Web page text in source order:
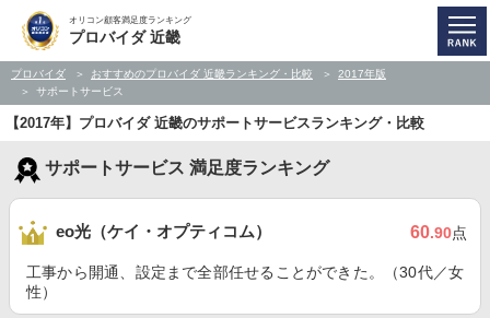
オリコン顧客満足度ランキング
プロバイダ 近畿
プロバイダ おすすめのプロバイダ 近畿ランキング・比較
2017年版
サポートサービス
【2017年】プロバイダ 近畿のサポートサービスランキング・比較
サポートサービス 満足度ランキング
eo光（ケイ・オプティコム） 60.90点
工事から開通、設定まで全部任せることができた。（30代／女
性）